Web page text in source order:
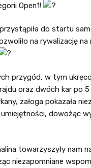
Open1!
przystąpiła do startu
na rywalizację
przygód, w tym
oraz dwóch kar po 5
załoga pokazała
dowożąc
towarzyszyły nam
niezapomniane